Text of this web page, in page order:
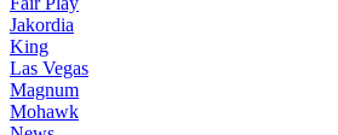
Jakordia
King
Las Vegas
Magnum
Mohawk